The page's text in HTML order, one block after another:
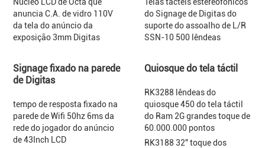
anuncia C.A. de vidro 110V
da tela do anúncio da
exposição 3mm Digitas
do Signage de Digitas do
suporte do assoalho de L/R
SSN-10 500 lêndeas
Signage fixado na parede
de Digitas
tempo de resposta fixado na
parede de Wifi 50hz 6ms da
rede do jogador do anúncio
de 43Inch LCD
Quiosque do tela táctil
RK3288 lêndeas do
quiosque 450 do tela táctil
do Ram 2G grandes toque de
60.000.000 pontos
RK3188 32" toque dos